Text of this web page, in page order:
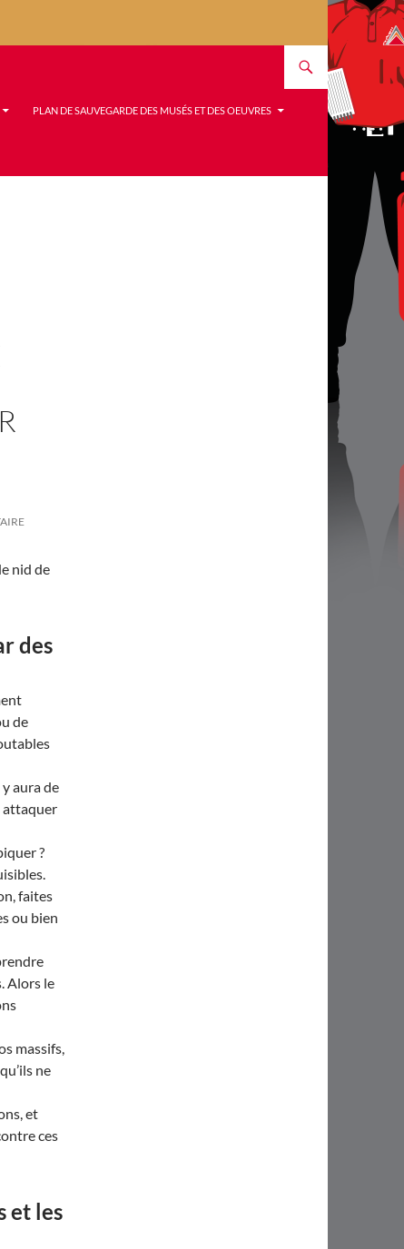
PLAN DE SAUVEGARDE DES MUSÉS ET DES OEUVRES
nid de
des
de
aura de
attaquer
?
faites
ou bien
Alors le
massifs,
ne
et
ces
et les